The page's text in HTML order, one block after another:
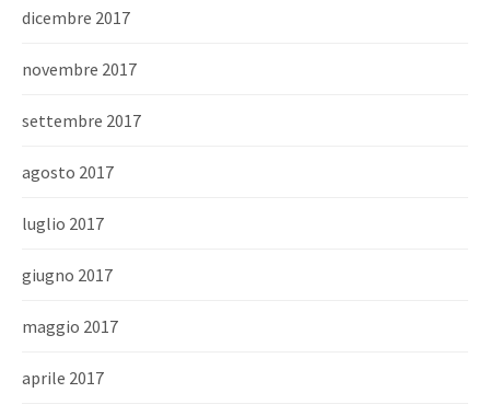
dicembre 2017
novembre 2017
settembre 2017
agosto 2017
luglio 2017
giugno 2017
maggio 2017
aprile 2017